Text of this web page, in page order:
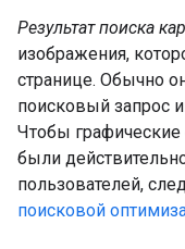
Результат поиска
изображения,
странице. Обычно
поисковый запрос
Чтобы графические
были
пользователей,
поисковой